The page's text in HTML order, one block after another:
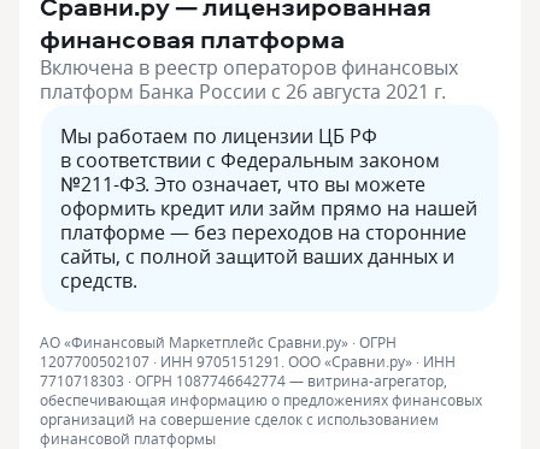
финансовая платформа
Включена в реестр операторов финансовых
платформ Банка России с 26 августа 2021 г.
Мы работаем по лицензии ЦБ РФ
в соответствии с Федеральным законом
№211-ФЗ. Это означает, что вы можете
оформить кредит или займ прямо на нашей
платформе — без переходов на сторонние
сайты, с полной защитой ваших данных и
средств.
АО «Финансовый Маркетплейс Сравни.ру» · ОГРН
1207700502107 · ИНН 9705151291. ООО «Сравни.ру» · ИНН
7710718303 · ОГРН 1087746642774 — витрина-агрегатор,
обеспечивающая информацию о предложениях финансовых
организаций на совершение сделок с использованием
финансовой платформы